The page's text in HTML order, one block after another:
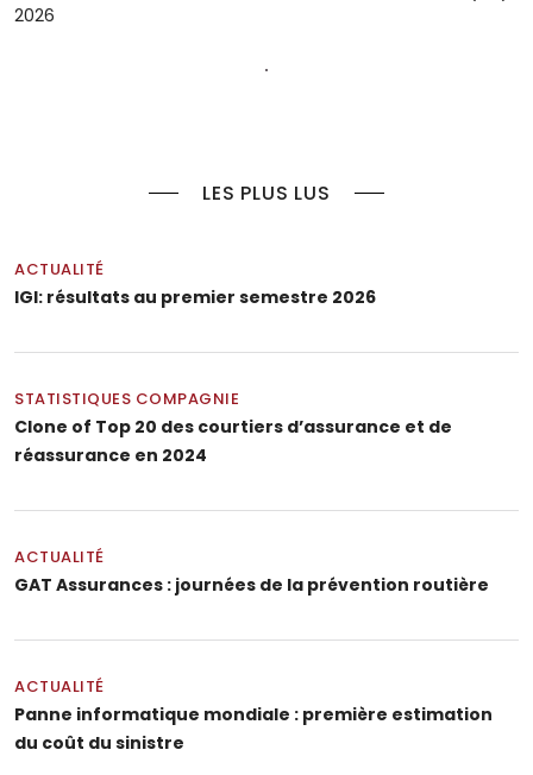
2026
LES PLUS LUS
ACTUALITÉ
IGI: résultats au premier semestre 2026
STATISTIQUES COMPAGNIE
Clone of Top 20 des courtiers d’assurance et de
réassurance en 2024
ACTUALITÉ
GAT Assurances : journées de la prévention routière
ACTUALITÉ
Panne informatique mondiale : première estimation
du coût du sinistre